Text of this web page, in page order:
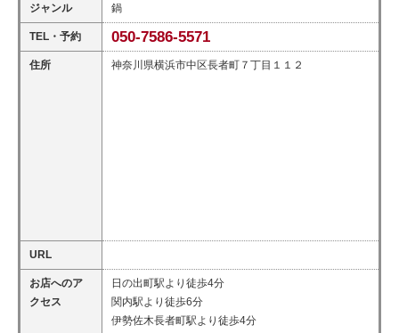
ジャンル 鍋
TEL・予約 050-7586-5571
住所 神奈川県横浜市中区長者町７丁目１１２
URL
お店へのア
クセス
日の出町駅より徒歩4分
関内駅より徒歩6分
伊勢佐木長者町駅より徒歩4分